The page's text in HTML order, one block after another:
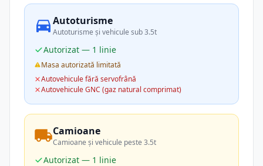
Autoturisme
Autoturisme și vehicule sub 3.5t
Autorizat — 1 linie
Masa autorizată limitată
Autovehicule fără servofrână
Autovehicule GNC (gaz natural comprimat)
Camioane
Camioane și vehicule peste 3.5t
Autorizat — 1 linie